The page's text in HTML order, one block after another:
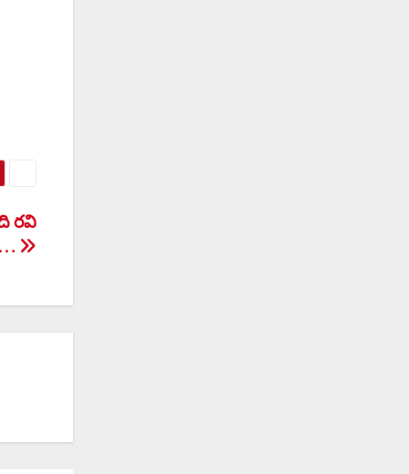
రవి